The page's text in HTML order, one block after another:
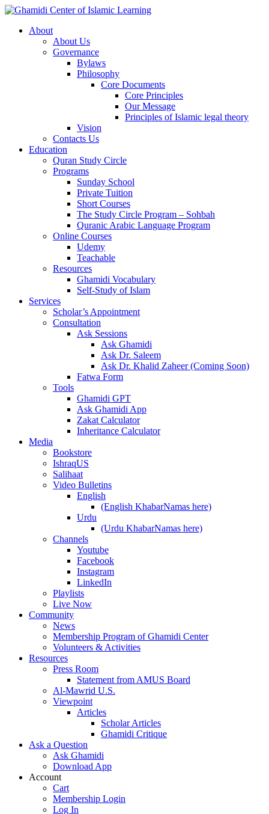
About
About Us
Governance
Bylaws
Philosophy
Core Documents
Core Principles
Our Message
Principles of Islamic legal theory
Vision
Contacts Us
Education
Quran Study Circle
Programs
Sunday School
Private Tuition
Short Courses
The Study Circle Program – Sohbah
Quranic Arabic Language Program
Online Courses
Udemy
Teachable
Resources
Ghamidi Vocabulary
Self-Study of Islam
Services
Scholar’s Appointment
Consultation
Ask Sessions
Ask Ghamidi
Ask Dr. Saleem
Ask Dr. Khalid Zaheer (Coming Soon)
Fatwa Form
Tools
Ghamidi GPT
Ask Ghamidi App
Zakat Calculator
Inheritance Calculator
Media
Bookstore
IshraqUS
Salihaat
Video Bulletins
English
(English KhabarNamas here)
Urdu
(Urdu KhabarNamas here)
Channels
Youtube
Facebook
Instagram
LinkedIn
Playlists
Live Now
Community
News
Membership Program of Ghamidi Center
Volunteers & Activities
Resources
Press Room
Statement from AMUS Board
Al-Mawrid U.S.
Viewpoint
Articles
Scholar Articles
Ghamidi Critique
Ask a Question
Ask Ghamidi
Download App
Account
Cart
Membership Login
Log In